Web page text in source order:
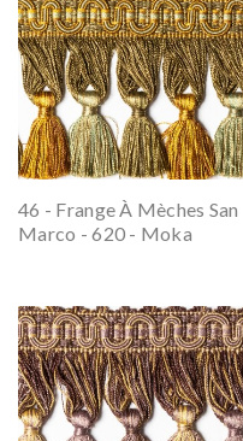
46 - Frange À Mèches San
Marco - 620 - Moka